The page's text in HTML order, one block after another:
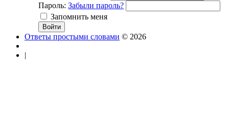
Пароль: Забыли пароль?
Запомнить меня
Ответы простыми словами © 2026
|